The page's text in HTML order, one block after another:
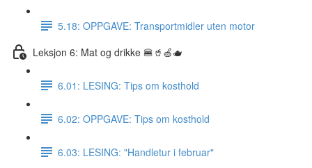
5.18: OPPGAVE: Transportmidler uten motor
Leksjon 6: Mat og drikke 🍔🥤🍏🫖
6.01: LESING: Tips om kosthold
6.02: OPPGAVE: Tips om kosthold
6.03: LESING: "Handletur i februar"